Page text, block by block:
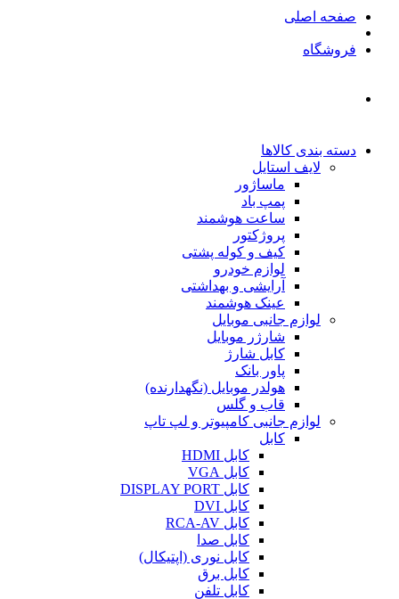
صفحه اصلی
فروشگاه
دسته بندی کالاها
لایف استایل
ماساژور
پمپ باد
ساعت هوشمند
پروژکتور
کیف و کوله پشتی
لوازم خودرو
آرایشی و بهداشتی
عینک هوشمند
لوازم جانبی موبایل
شارژر موبایل
کابل شارژ
پاور بانک
هولدر موبایل (نگهدارنده)
قاب و گلس
لوازم جانبی کامپیوتر و لپ تاپ
کابل
کابل HDMI
کابل VGA
کابل DISPLAY PORT
کابل DVI
کابل RCA-AV
کابل صدا
کابل نوری (اپتیکال)
کابل برق
کابل تلفن